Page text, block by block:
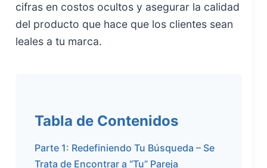
cifras en costos ocultos y asegurar la calidad
del producto que hace que los clientes sean
leales a tu marca.
Tabla de Contenidos
Parte 1: Redefiniendo Tu Búsqueda – Se
Trata de Encontrar a “Tu” Pareja